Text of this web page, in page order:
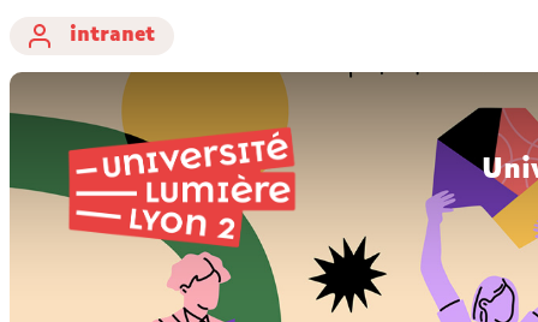
intranet